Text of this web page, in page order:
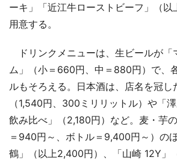
ーキ」「近江牛ローストビーフ」（
用意する。
ドリンクメニューは、生ビールが「
ム」（小＝660円、中＝880円）で、
ルもそろえる。日本酒は、店名を冠し
（1,540円、300ミリリットル）や「
飲み比べ」（2,180円）など。麦・芋
＝940円～、ボトル＝9,400円～）の
鶴」（以上2,400円）、「山崎 12Y」